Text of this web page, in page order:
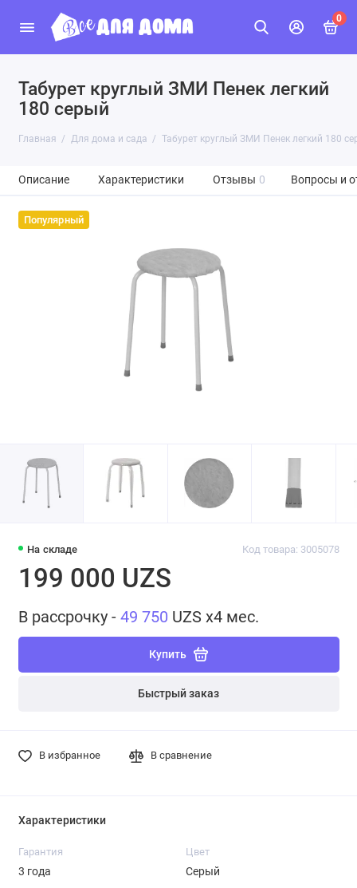
0
Табурет круглый ЗМИ Пенек легкий
180 серый
Главная Для дома и сада Табурет круглый ЗМИ Пенек легкий 180
Описание Характеристики Отзывы 0 Вопросы и
Популярный
На складе Код товара: 3005078
199 000 UZS
В рассрочку - 49 750 UZS x4 мес.
Купить
Быстрый заказ
В избранное В сравнение
Характеристики
Гарантия
3 года
Цвет
Серый